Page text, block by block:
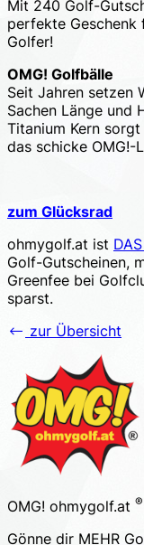
Mit 240 Golf-
perfekte Geschenk
Golfer!
OMG! Golfbälle
Seit Jahren setzen
Sachen Länge und
Titanium Kern
das schicke OMG!-
zum Glücksrad
ohmygolf.at ist
Golf-Gutscheinen,
Greenfee bei
sparst.
zur Übersicht
Footer
OMG! ohmygolf.at ®
Gönne dir MEHR